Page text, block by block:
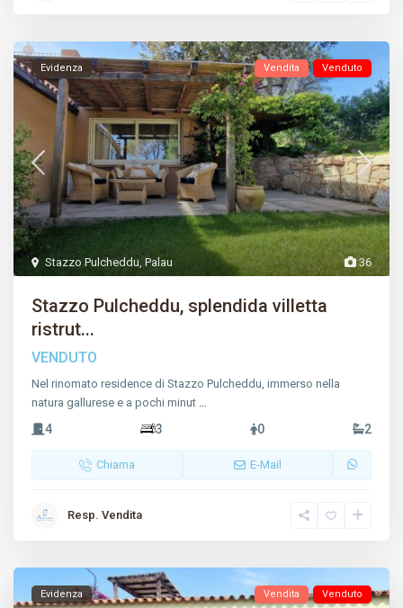
36
Stazzo Pulcheddu,Palau
Evidenza Vendita Venduto
Stazzo Pulcheddu, splendida villetta
ristrut...
VENDUTO
Nel rinomato residence di Stazzo Pulcheddu, immerso nella
natura gallurese e a pochi minut …
4 3 0 2
Chiama E-Mail
Resp. Vendita
Evidenza Vendita Venduto